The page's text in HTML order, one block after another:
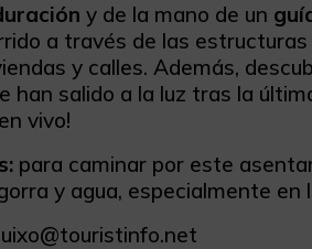
y de la mano de un
a través de las
y calles. Además,
han salido a la luz tras la
vivo!
para caminar por este
y agua, especialmente en